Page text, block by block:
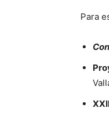
Para